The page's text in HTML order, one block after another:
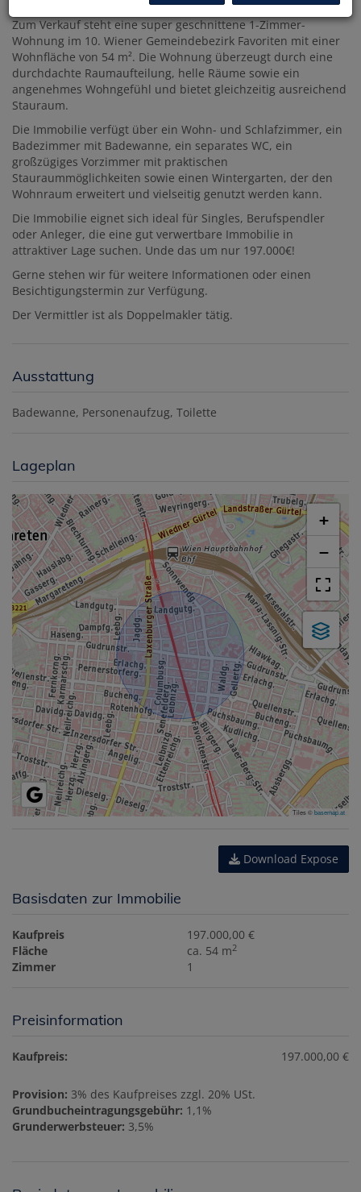
Zum Verkauf steht eine super geschnittene 1-Zimmer-
Wohnung im 10. Wiener Gemeindebezirk Favoriten mit einer
Wohnfläche von 54 m². Die Wohnung überzeugt durch eine
durchdachte Raumaufteilung, helle Räume sowie ein
angenehmes Wohngefühl und bietet gleichzeitig ausreichend
Stauraum.
Die Immobilie verfügt über ein Wohn- und Schlafzimmer, ein
Badezimmer mit Badewanne, ein separates WC, ein
großzügiges Vorzimmer mit praktischen
Stauraummöglichkeiten sowie einen Wintergarten, der den
Wohnraum erweitert und vielseitig genutzt werden kann.
Die Immobilie eignet sich ideal für Singles, Berufspendler
oder Anleger, die eine gut verwertbare Immobilie in
attraktiver Lage suchen. Unde das um nur 197.000€!
Gerne stehen wir für weitere Informationen oder einen
Besichtigungstermin zur Verfügung.
Der Vermittler ist als Doppelmakler tätig.
Ausstattung
Badewanne Personenaufzug Toilette
Lageplan
+
−
Tiles ©basemap.at
Download Expose
Basisdaten zur Immobilie
Kaufpreis
197.000,00 €
Fläche
ca. 54 m2
Zimmer 1
Preisinformation
Kaufpreis: 197.000,00 €
Provision: 3% des Kaufpreises zzgl. 20% USt.
Grundbucheintragungsgebühr: 1,1%
Grunderwerbsteuer: 3,5%